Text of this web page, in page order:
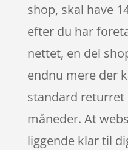
shop, skal have
efter du har
nettet, en del
endnu mere der
standard returret
måneder. At
liggende klar til